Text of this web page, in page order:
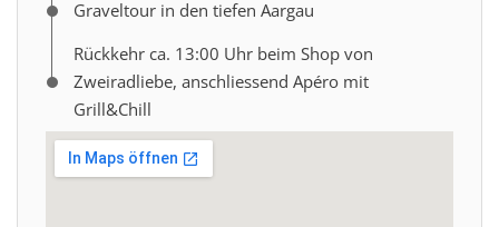
Graveltour in den tiefen Aargau
Rückkehr ca. 13:00 Uhr beim Shop von
Zweiradliebe, anschliessend Apéro mit
Grill&Chill